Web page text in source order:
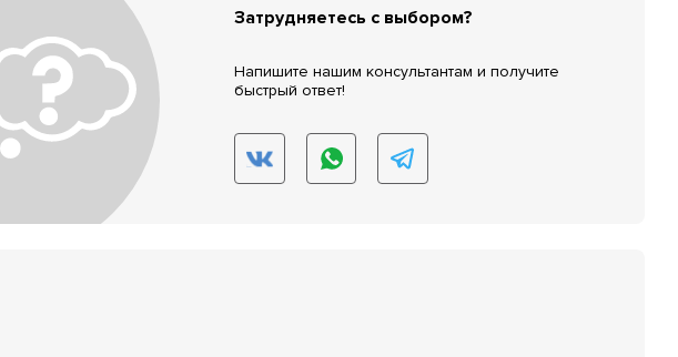
Затрудняетесь с выбором?
Напишите нашим консультантам и получите
быстрый ответ!